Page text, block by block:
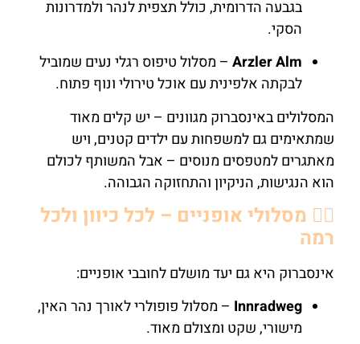
בגבעה הדרומית, כולל תצפית לנהר ולמדרונות
הסקי.
Arzler Alm – מסלול טיפוס רגלי נעים שמוביל
לבקתה אלפינית עם אוכל טירולי ונוף פתוח.
המסלולים באינסברוק מגוונים – יש קלים מאוד
שמתאימים גם למשפחות עם ילדים קטנים, ויש
מאתגרים למטפסים מנוסים – אבל המשותף לכולם
הוא הנגישות, הניקיון והתחזוקה הגבוהה.
🚴‍♂️ מסלולי אופניים – לכל כיוון ולכל
רמה
אינסברוק היא גם יעד מושלם לחובבי אופניים:
Innradweg – מסלול פופולרי לאורך נהר האין,
מישורי, שקט ומצולם מאוד.